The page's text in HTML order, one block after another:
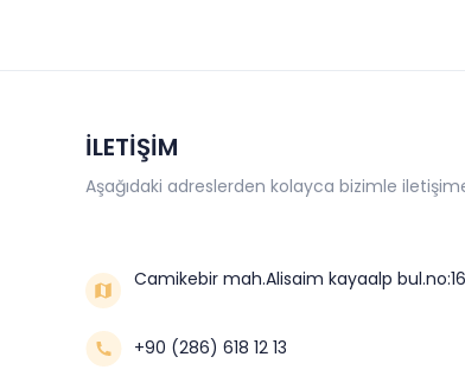
İLETİŞİM
Aşağıdaki adreslerden kolayca bizimle
Camikebir mah.Alisaim kayaalp
+90 (286) 618 12 13